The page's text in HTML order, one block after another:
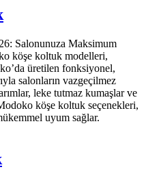
Salonunuza Maksimum
köşe koltuk modelleri,
üretilen fonksiyonel,
salonların vazgeçilmez
leke tutmaz kumaşlar ve
köşe koltuk seçenekleri,
uyum sağlar.